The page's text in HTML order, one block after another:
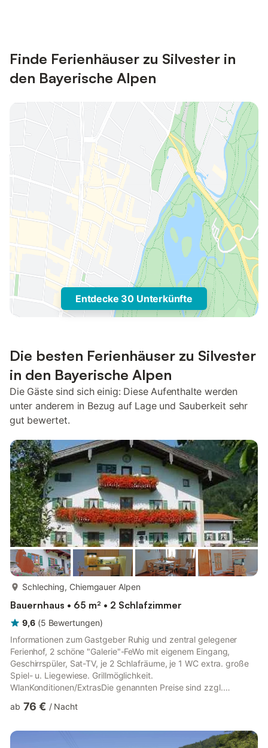
Finde Ferienhäuser zu Silvester in
den Bayerische Alpen
Entdecke 30 Unterkünfte
Die besten Ferienhäuser zu Silvester
in den Bayerische Alpen
Die Gäste sind sich einig: Diese Aufenthalte werden
unter anderem in Bezug auf Lage und Sauberkeit sehr
gut bewertet.
Schleching, Chiemgauer Alpen
Bauernhaus • 65 m² • 2 Schlafzimmer
9,6 (5 Bewertungen)
Informationen zum Gastgeber Ruhig und zentral gelegener
Ferienhof, 2 schöne "Galerie"-FeWo mit eigenem Eingang,
Geschirrspüler, Sat-TV, je 2 Schlafräume, je 1 WC extra. große
Spiel- u. Liegewiese. Grillmöglichkeit.
WlanKonditionen/ExtrasDie genannten Preise sind zzgl.
dem vollendeten 16. Lebensjahr. Kinder von 6 bis 15 Jahren: €
kurbeitragsfrei.Beschreibung der Einheit Galerie-
ab 76 € / Nacht